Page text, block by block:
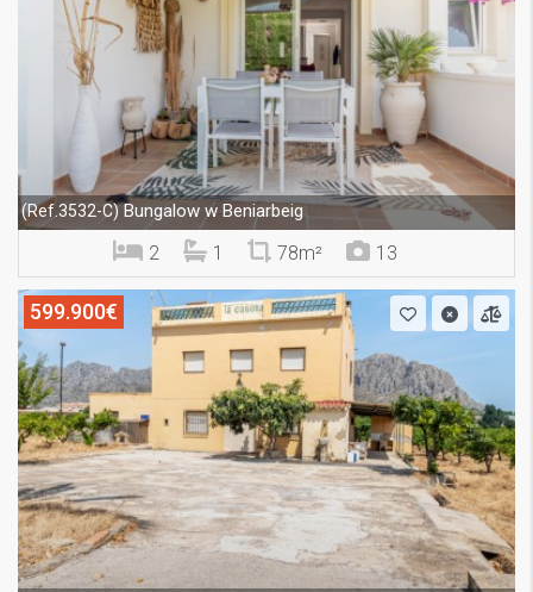
(Ref.3532-C)Bungalow w Beniarbeig
2 1 78m² 13
599.900€